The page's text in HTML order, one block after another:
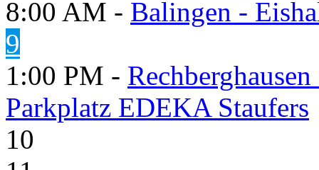
8:00 AM - Balingen -
9
1:00 PM -
Parkplatz EDEKA Staufers
10